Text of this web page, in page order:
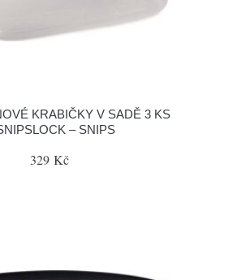
KRABIČKY V SADĚ 3 KS
– SNIPS
329 Kč